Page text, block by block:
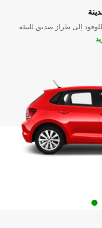
إلى طراز صديق للبيئة